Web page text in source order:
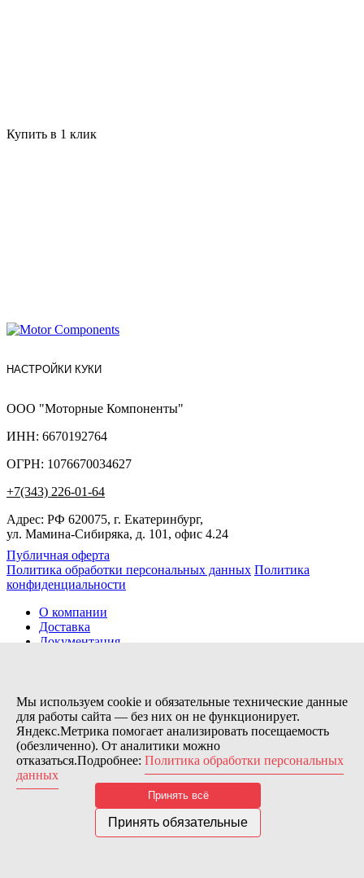
Купить в 1 клик
НАСТРОЙКИ КУКИ
ООО "Моторные Компоненты"
ИНН: 6670192764
ОГРН: 1076670034627
+7(343) 226-01-64
Адрес: РФ 620075, г. Екатеринбург,
ул. Мамина-Сибиряка, д. 101, офис 4.24
Публичная оферта
Политика обработки персональных данных Политика
конфиденциальности
О компании
Доставка
Документация
Контакты
Заказов сегодня / Всего
56
11115
Нас можно найти тут:
© 2026 Motor Components. Все права защищены
Дизайн и разработка сайта
Nice’
В связи с возникшими затруднениями с поставками из-за
Мы используем cookie и обязательные технические данные
для работы сайта — без них он не функционирует.
Яндекс.Метрика помогает анализировать посещаемость
(обезличенно). От аналитики можно
отказаться.Подробнее: Политика обработки персональных
данных
Принять всё
Принять обязательные